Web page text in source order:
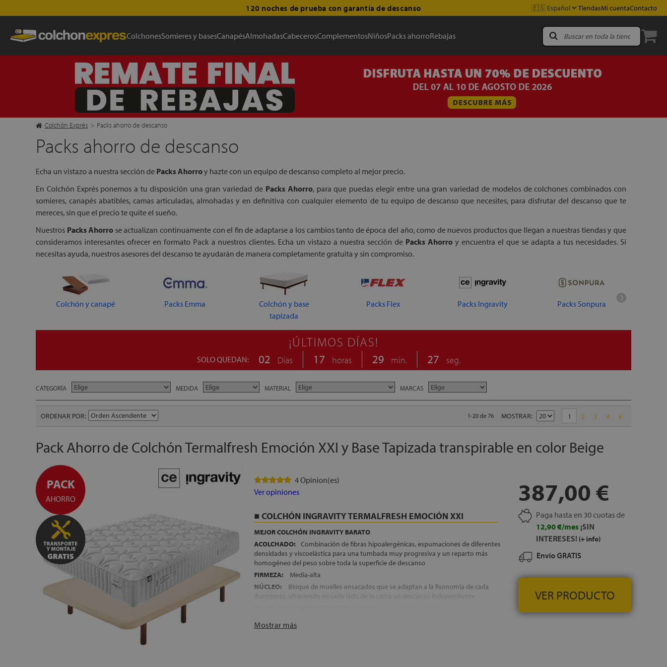
120 noches de prueba con garantía de descanso TiendasMi cuentaContacto
ColchonesSomieres y basesCanapésAlmohadasCabecerosComplementosNiñosPacks ahorroRebajas
Colchón Exprés > Packs ahorro de descanso
Packs ahorro de descanso
Echa un vistazo a nuestra sección de Packs Ahorroy hazte con un equipo de descanso completo al mejor precio.
En Colchón Exprés ponemos a tu disposición una gran variedad de Packs Ahorro, para que puedas elegir entre una gran variedad de modelos de colchones combinados con
somieres, canapés abatibles, camas articuladas, almohadas y en definitiva con cualquier elemento de tu equipo de descanso que necesites, para disfrutar del descanso que te
mereces, sin que el precio te quite el sueño.
Nuestros Packs Ahorro se actualizan continuamente con el fin de adaptarse a los cambios tanto de época del año, como de nuevos productos que llegan a nuestras tiendas y que
consideramos interesantes ofrecer en formato Pack a nuestros clientes. Echa un vistazo a nuestra sección de Packs Ahorro y encuentra el que se adapta a tus necesidades. Si
necesitas ayuda, nuestros asesores del descanso te ayudarán de manera completamente gratuita y sin compromiso.
Colchón y canapé Packs Emma
Colchón y base
tapizada
Packs Flex Packs Ingravity Packs Sonpura
¡ÚLTIMOS DÍAS!
SOLO QUEDAN: 02 Dias 17 horas 29 min. 26 seg.
CATEGORÍA MEDIDA MATERIAL MARCAS
ORDENAR POR 1-20 de 76 MOSTRAR 1 2 3 4
Pack Ahorro de Colchón Termalfresh Emoción XXI y Base Tapizada transpirable en color Beige
PACK
AHORRO
4 Opinion(es)
Ver opiniones
COLCHÓN INGRAVITY TERMALFRESH EMOCIÓN XXI
MEJOR COLCHÓN INGRAVITY BARATO
ACOLCHADO:
Combinación de fibras hipoalergénicas, espumaciones de diferentes
densidades y viscoelástica para una tumbada muy progresiva y un reparto más
homogéneo del peso sobre toda la superficie de descanso
FIRMEZA:
Media-alta
NÚCLEO:
Bloque de muelles ensacados que se adaptan a la fisonomía de cada
durmiente, ofreciendo en cada lado de la cama un descanso independiente
resulta ideal para parejas que duermen juntas, ya que si uno de los dos se mueve
Mostrar más
387,00 €
Paga hasta en 30 cuotas de
12,90 €/mes ¡SIN
INTERESES! (+ info)
Envío GRATIS
VER PRODUCTO